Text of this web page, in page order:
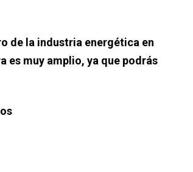
de la industria energética en
es muy amplio, ya que podrás